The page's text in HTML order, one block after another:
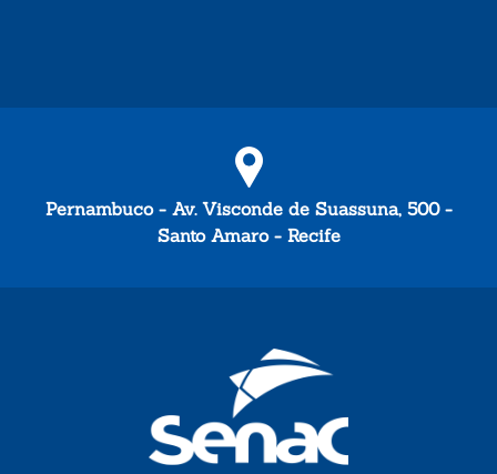
Pernambuco - Av. Visconde de Suassuna, 500 -
Santo Amaro - Recife